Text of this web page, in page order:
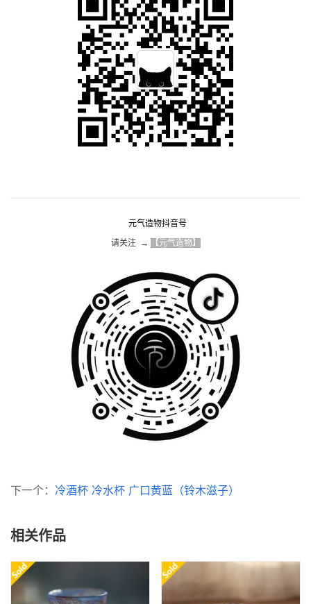
元气造物抖音号
请关注  → 【元气造物】
下一个： 冷酒杯 冷水杯 广口黄蓝（铃木滋子）
相关作品